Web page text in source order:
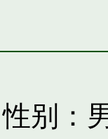
性别：